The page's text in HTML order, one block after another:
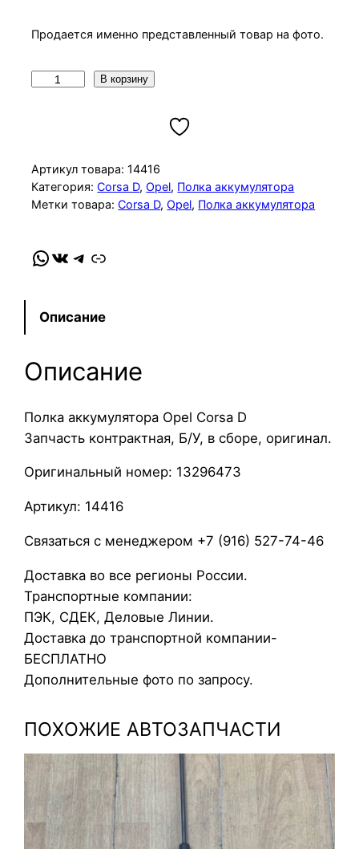
Продается именно представленный товар на фото.
ч
е
с
в
о
р
П
о
к
а
к
у
м
у
л
я
т
р
O
l
В корзину
Артикул товара: 14416
Категория:Corsa D, Opel, Полка аккумулятора
Метки товара:Corsa D, Opel, Полка аккумулятора
WhatsApp VK Telegram Link
Описание
Описание
Полка аккумулятора Opel Corsa D
Запчасть контрактная, Б/У, в сборе, оригинал.
Оригинальный номер: 13296473
Артикул: 14416
Связаться с менеджером +7 (916) 527-74-46
Доставка во все регионы России.
Транспортные компании:
ПЭК, СДЕК, Деловые Линии.
Доставка до транспортной компании-
БЕСПЛАТНО
Дополнительные фото по запросу.
ПОХОЖИЕ АВТОЗАПЧАСТИ